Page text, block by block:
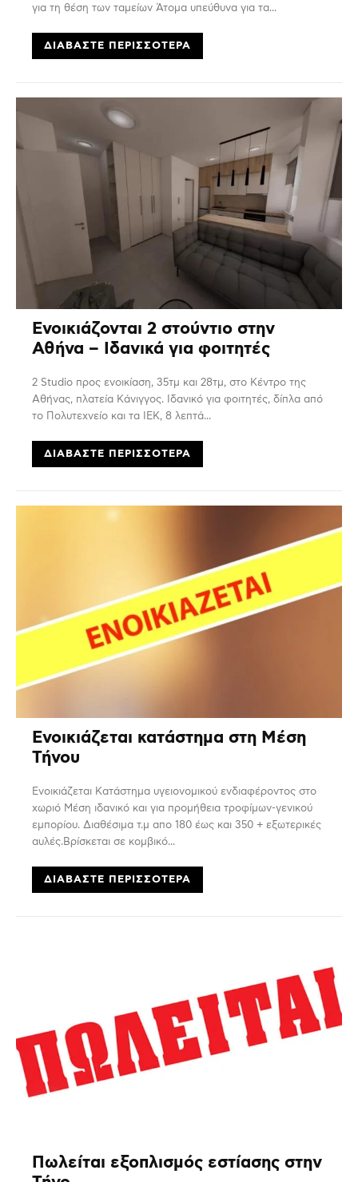
για τη θέση των ταμείων Άτομα υπεύθυνα για τα...
ΔΙΑΒΆΣΤΕ ΠΕΡΙΣΣΌΤΕΡΑ
Ενοικιάζονται 2 στούντιο στην
Αθήνα – Ιδανικά για φοιτητές
2 Studio προς ενοικίαση, 35τμ και 28τμ, στο Κέντρο της
Αθήνας, πλατεία Κάνιγγος. Ιδανικό για φοιτητές, δίπλα από
το Πολυτεχνείο και τα ΙΕΚ, 8 λεπτά...
ΔΙΑΒΆΣΤΕ ΠΕΡΙΣΣΌΤΕΡΑ
Ενοικιάζεται κατάστημα στη Μέση
Τήνου
Ενοικιάζεται Κατάστημα υγειονομικού ενδιαφέροντος στο
χωριό Μέση ιδανικό και για προμήθεια τροφίμων-γενικού
εμπορίου. Διαθέσιμα τ.μ απο 180 έως και 350 + εξωτερικές
αυλές.Βρίσκεται σε κομβικό...
ΔΙΑΒΆΣΤΕ ΠΕΡΙΣΣΌΤΕΡΑ
Πωλείται εξοπλισμός εστίασης στην